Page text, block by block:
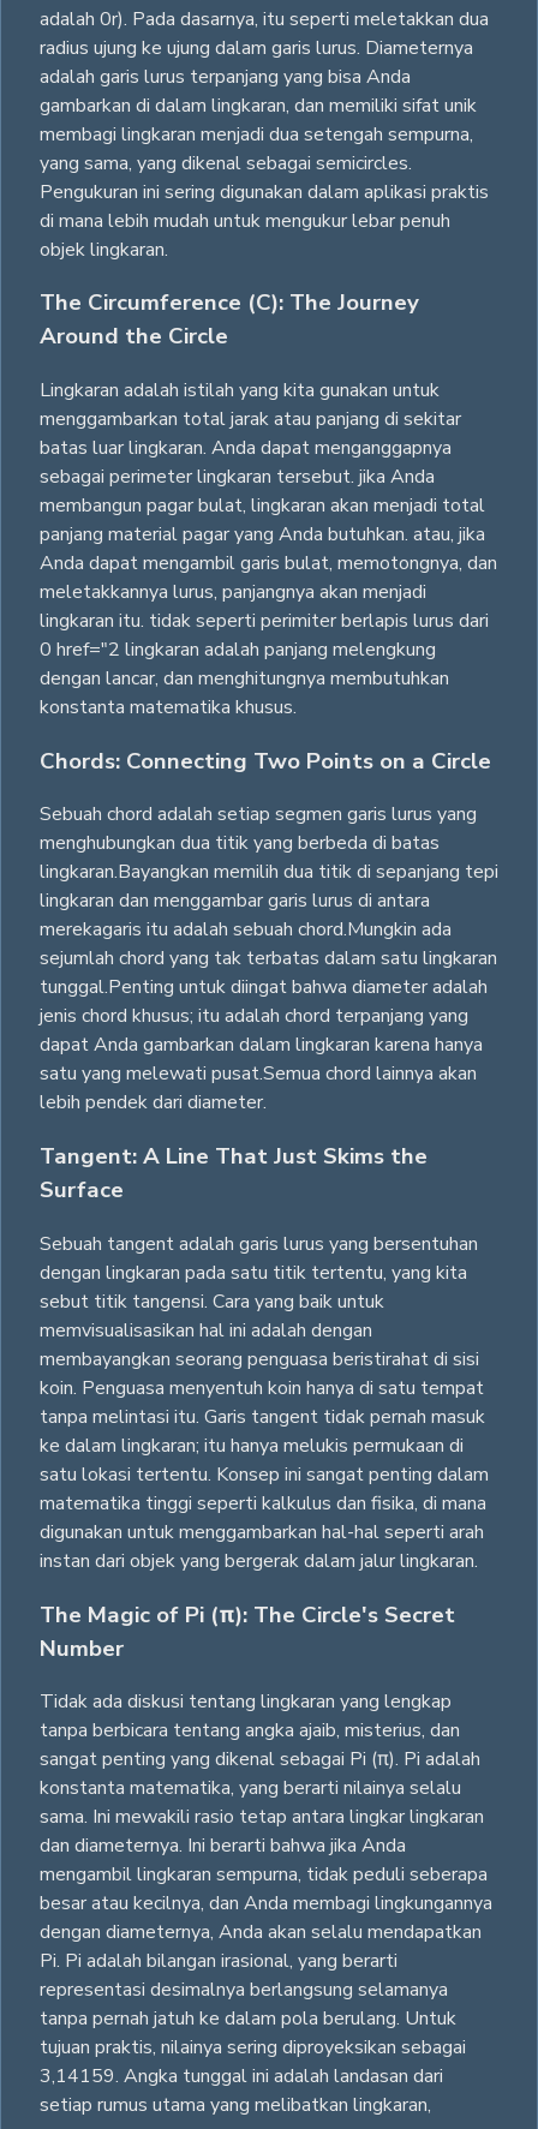
adalah 0r). Pada dasarnya, itu seperti meletakkan dua
radius ujung ke ujung dalam garis lurus. Diameternya
adalah garis lurus terpanjang yang bisa Anda
gambarkan di dalam lingkaran, dan memiliki sifat unik
membagi lingkaran menjadi dua setengah sempurna,
yang sama, yang dikenal sebagai semicircles.
Pengukuran ini sering digunakan dalam aplikasi praktis
di mana lebih mudah untuk mengukur lebar penuh
objek lingkaran.
The Circumference (C): The Journey
Around the Circle
Lingkaran adalah istilah yang kita gunakan untuk
menggambarkan total jarak atau panjang di sekitar
batas luar lingkaran. Anda dapat menganggapnya
sebagai perimeter lingkaran tersebut. jika Anda
membangun pagar bulat, lingkaran akan menjadi total
panjang material pagar yang Anda butuhkan. atau, jika
Anda dapat mengambil garis bulat, memotongnya, dan
meletakkannya lurus, panjangnya akan menjadi
lingkaran itu. tidak seperti perimiter berlapis lurus dari
0 href="2 lingkaran adalah panjang melengkung
dengan lancar, dan menghitungnya membutuhkan
konstanta matematika khusus.
Chords: Connecting Two Points on a Circle
Sebuah chord adalah setiap segmen garis lurus yang
menghubungkan dua titik yang berbeda di batas
lingkaran.Bayangkan memilih dua titik di sepanjang tepi
lingkaran dan menggambar garis lurus di antara
merekagaris itu adalah sebuah chord.Mungkin ada
sejumlah chord yang tak terbatas dalam satu lingkaran
tunggal.Penting untuk diingat bahwa diameter adalah
jenis chord khusus; itu adalah chord terpanjang yang
dapat Anda gambarkan dalam lingkaran karena hanya
satu yang melewati pusat.Semua chord lainnya akan
lebih pendek dari diameter.
Tangent: A Line That Just Skims the
Surface
Sebuah tangent adalah garis lurus yang bersentuhan
dengan lingkaran pada satu titik tertentu, yang kita
sebut titik tangensi. Cara yang baik untuk
memvisualisasikan hal ini adalah dengan
membayangkan seorang penguasa beristirahat di sisi
koin. Penguasa menyentuh koin hanya di satu tempat
tanpa melintasi itu. Garis tangent tidak pernah masuk
ke dalam lingkaran; itu hanya melukis permukaan di
satu lokasi tertentu. Konsep ini sangat penting dalam
matematika tinggi seperti kalkulus dan fisika, di mana
digunakan untuk menggambarkan hal-hal seperti arah
instan dari objek yang bergerak dalam jalur lingkaran.
The Magic of Pi (π): The Circle's Secret
Number
Tidak ada diskusi tentang lingkaran yang lengkap
tanpa berbicara tentang angka ajaib, misterius, dan
sangat penting yang dikenal sebagai Pi (π). Pi adalah
konstanta matematika, yang berarti nilainya selalu
sama. Ini mewakili rasio tetap antara lingkar lingkaran
dan diameternya. Ini berarti bahwa jika Anda
mengambil lingkaran sempurna, tidak peduli seberapa
besar atau kecilnya, dan Anda membagi lingkungannya
dengan diameternya, Anda akan selalu mendapatkan
Pi. Pi adalah bilangan irasional, yang berarti
representasi desimalnya berlangsung selamanya
tanpa pernah jatuh ke dalam pola berulang. Untuk
tujuan praktis, nilainya sering diproyeksikan sebagai
3,14159. Angka tunggal ini adalah landasan dari
setiap rumus utama yang melibatkan lingkaran,